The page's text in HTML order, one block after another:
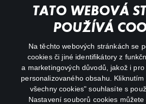
TATO WEBOVÁ
POUŽÍVÁ
Na těchto webových stránkách se
cookies či jiné identifikátory z
a marketingových důvodů, jakož i
personalizovaného obsahu.
všechny cookies" souhlasíte s
Nastavení souborů cookies
My profile
facebook